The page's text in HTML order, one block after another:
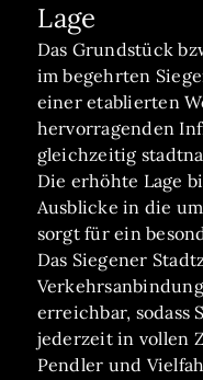
Lage
Das Grundstück
im begehrten
einer etablierten
hervorragenden
gleichzeitig
Die erhöhte Lage
Ausblicke in die
sorgt für ein
Das Siegener
erreichbar, sodass
jederzeit in vollen
Pendler und